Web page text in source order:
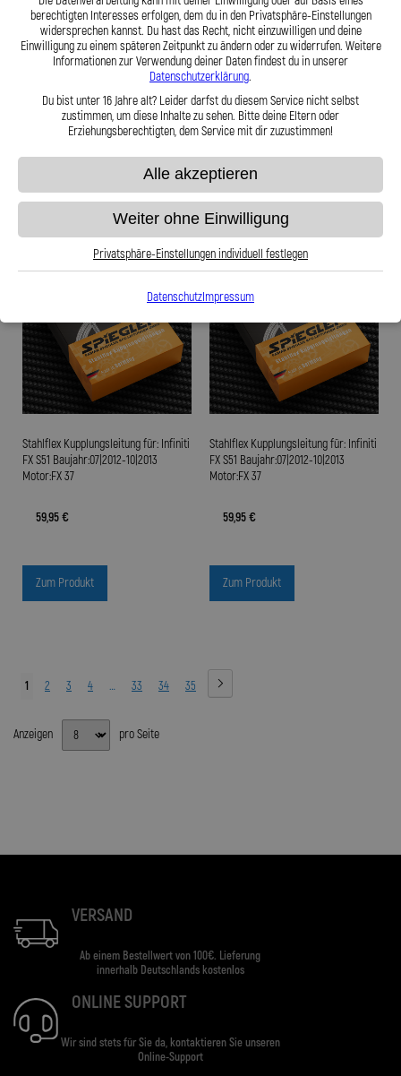
Stahlflex Kupplungsleitung für: Infiniti
EX J50 Baujahr:07|2010-11|2013
Motor:EX 30d
59,95 €
Stahlflex Kupplungsleitung für: Infiniti
EX J50 Baujahr:07|2010-11|2013
Motor:EX 30d
59,95 €
Zum Produkt
Stahlflex Kupplungsleitung für: Infiniti
FX S51 Baujahr:07|2012-10|2013
Motor:FX 37
59,95 €
Zum Produkt
Stahlflex Kupplungsleitung für: Infiniti
FX S51 Baujahr:07|2012-10|2013
Motor:FX 37
59,95 €
Zum Produkt
1 2 3 4 … 33 34 35
Anzeigen pro Seite
VERSAND
Ab einem Bestellwert von 100€. Lieferung
innerhalb Deutschlands kostenlos
ONLINE SUPPORT
Wir sind stets für Sie da, kontaktieren Sie unseren
Online-Support
berechtigten Interesses erfolgen, dem du in den Privatsphäre-Einstellungen
widersprechen kannst. Du hast das Recht, nicht einzuwilligen und deine
Einwilligung zu einem späteren Zeitpunkt zu ändern oder zu widerrufen. Weitere
Informationen zur Verwendung deiner Daten findest du in unserer
Datenschutzerklärung.
Du bist unter 16 Jahre alt? Leider darfst du diesem Service nicht selbst
zustimmen, um diese Inhalte zu sehen. Bitte deine Eltern oder
Erziehungsberechtigten, dem Service mit dir zuzustimmen!
Alle akzeptieren
Weiter ohne Einwilligung
Privatsphäre-Einstellungen individuell festlegen
DatenschutzImpressum